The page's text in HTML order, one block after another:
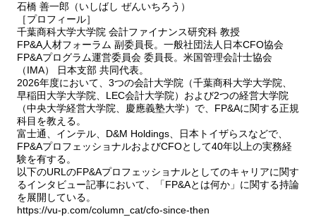
石橋 善一郎（いしばし ぜんいちろう）
［プロフィール］
千葉商科大学大学院 会計ファイナンス研究科 教授
FP&A人材フォーラム 副委員長。一般社団法人日本CFO協会
FP&Aプログラム運営委員会 委員長。米国管理会計士協会
（IMA） 日本支部 共同代表。
2026年度において、3つの会計大学院（千葉商科大学大学院、
早稲田大学大学院、LEC会計大学院）および2つの経営大学院
（中央大学経営大学院、慶應義塾大学）で、FP&Aに関する正規
科目を教える。
富士通、インテル、D&M Holdings、日本トイザらスなどで、
FP&AプロフェッショナルおよびCFOとして40年以上の実務経
験を有する。
以下のURLのFP&Aプロフェッショナルとしてのキャリアに関す
るインタビュー記事において、「FP&Aとは何か」に関する持論
を展開している。
https://vu-p.com/column_cat/cfo-since-then